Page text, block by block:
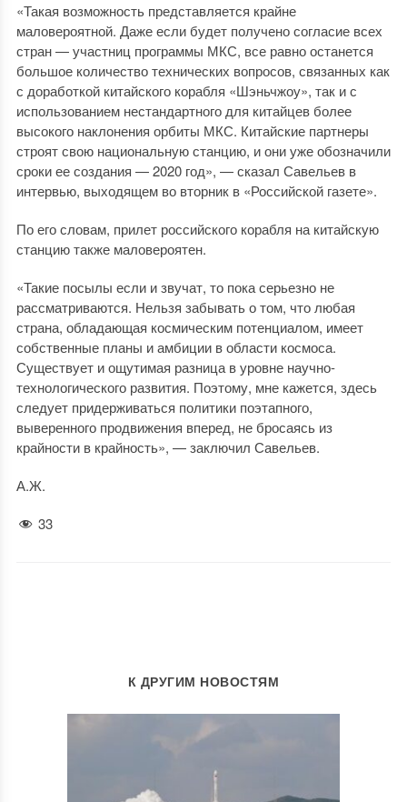
«Такая возможность представляется крайне
маловероятной. Даже если будет получено согласие всех
стран — участниц программы МКС, все равно останется
большое количество технических вопросов, связанных как
с доработкой китайского корабля «Шэньчжоу», так и с
использованием нестандартного для китайцев более
высокого наклонения орбиты МКС. Китайские партнеры
строят свою национальную станцию, и они уже обозначили
сроки ее создания — 2020 год», — сказал Савельев в
интервью, выходящем во вторник в «Российской газете».
По его словам, прилет российского корабля на китайскую
станцию также маловероятен.
«Такие посылы если и звучат, то пока серьезно не
рассматриваются. Нельзя забывать о том, что любая
страна, обладающая космическим потенциалом, имеет
собственные планы и амбиции в области космоса.
Существует и ощутимая разница в уровне научно-
технологического развития. Поэтому, мне кажется, здесь
следует придерживаться политики поэтапного,
выверенного продвижения вперед, не бросаясь из
крайности в крайность», — заключил Савельев.
А.Ж.
33
К ДРУГИМ НОВОСТЯМ